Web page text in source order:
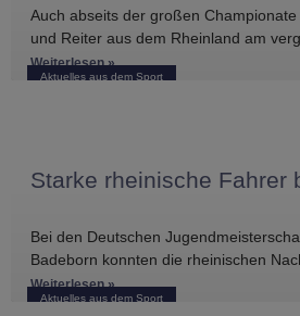
Aktuelles aus dem Sport
Auch abseits der großen
und Reiter aus dem Rheinland am
Wochenende international erfolgreich
Weiterlesen »
Aktuelles aus dem Sport
Starke rheinische Fahrer
Bei den Deutschen
Badeborn konnten die rheinischen
mehreren vorderen Platzierungen
Koitka erreichte
Weiterlesen »